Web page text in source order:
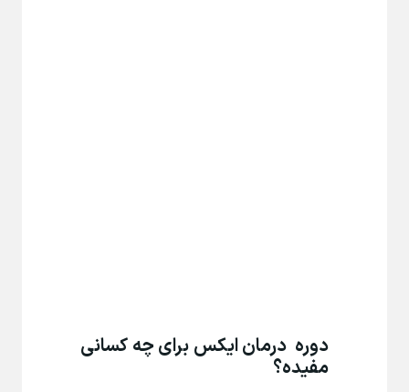
دوره درمان ایکس برای چه کسانی
مفیده؟